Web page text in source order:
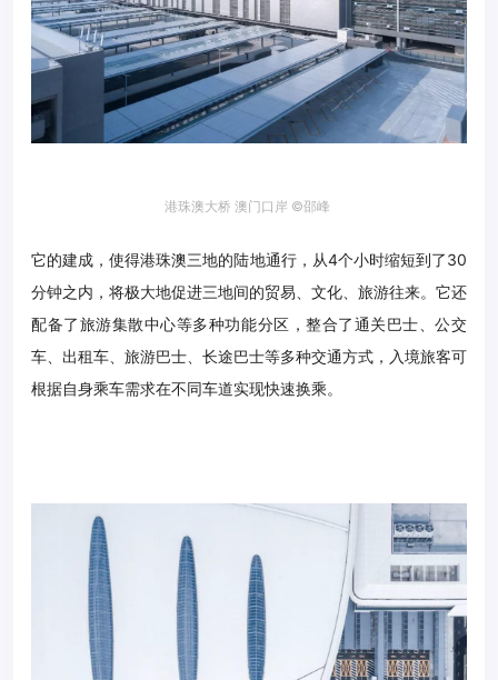
港珠澳大桥 澳门口岸 ©邵峰
它的建成，使得港珠澳三地的陆地通行，从4个小时缩短到了30
分钟之内，将极大地促进三地间的贸易、文化、旅游往来。它还
配备了旅游集散中心等多种功能分区，整合了通关巴士、公交
车、出租车、旅游巴士、长途巴士等多种交通方式，入境旅客可
根据自身乘车需求在不同车道实现快速换乘。